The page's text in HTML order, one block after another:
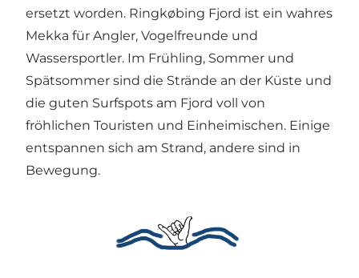
ersetzt worden. Ringkøbing Fjord ist ein wahres
Mekka für Angler, Vogelfreunde und
Wassersportler. Im Frühling, Sommer und
Spätsommer sind die Strände an der Küste und
die guten Surfspots am Fjord voll von
fröhlichen Touristen und Einheimischen. Einige
entspannen sich am Strand, andere sind in
Bewegung.